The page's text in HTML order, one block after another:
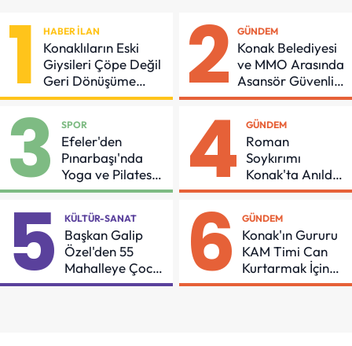
1 HABER İLAN
Konaklıların Eski
Giysileri Çöpe Değil
Geri Dönüşüme
Gidiyor
2 GÜNDEM
Konak Belediyesi
ve MMO Arasında
Asansör Güvenliği
İçin Önemli
3 SPOR
Efeler'den
Pınarbaşı'nda
Yoga ve Pilates
Buluşması
4 GÜNDEM
Roman
Soykırımı
Konak'ta Anıldı:
"Eşit Bir Yaşam
Sürdüreceğiz"
5 KÜLTÜR-SANAT
Başkan Galip
Özel'den 55
Mahalleye Çocuk
Şenliği
6 GÜNDEM
Konak'ın Gururu
KAM Timi Can
Kurtarmak İçin
Demir Aldı